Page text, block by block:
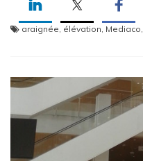
araignée élévation Mediaco